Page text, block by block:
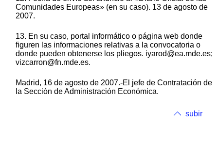
Comunidades Europeas» (en su caso). 13 de agosto de
2007.
13. En su caso, portal informático o página web donde
figuren las informaciones relativas a la convocatoria o
donde pueden obtenerse los pliegos. iyarod@ea.mde.es;
vizcarron@fn.mde.es.
Madrid, 16 de agosto de 2007.-El jefe de Contratación de
la Sección de Administración Económica.
subir